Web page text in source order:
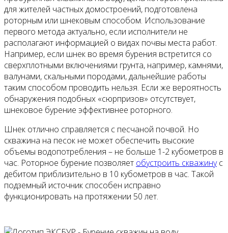
для жителей частных домостроений, подготовлена
роторным или шнековым способом. Использование
первого метода актуально, если исполнители не
располагают информацией о видах почвы места работ.
Например, если шнек во время бурения встретится со
сверхплотными включениями грунта, например, камнями,
валунами, скальными породами, дальнейшие работы
таким способом проводить нельзя. Если же вероятность
обнаружения подобных «сюрпризов» отсутствует,
шнековое бурение эффективнее роторного.
Шнек отлично справляется с песчаной почвой. Но
скважина на песок не может обеспечить высокие
объемы водопотребления – не больше 1-2 кубометров в
час. Роторное бурение позволяет обустроить скважинус
дебитом приблизительно в 10 кубометров в час. Такой
подземный источник способен исправно
функционировать на протяжении 50 лет.